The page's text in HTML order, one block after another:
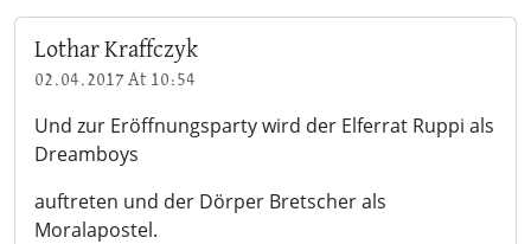
Lothar Kraffczyk
02.04.2017 At 10:54
Und zur Eröffnungsparty wird der Elferrat Ruppi als
Dreamboys
auftreten und der Dörper Bretscher als
Moralapostel.